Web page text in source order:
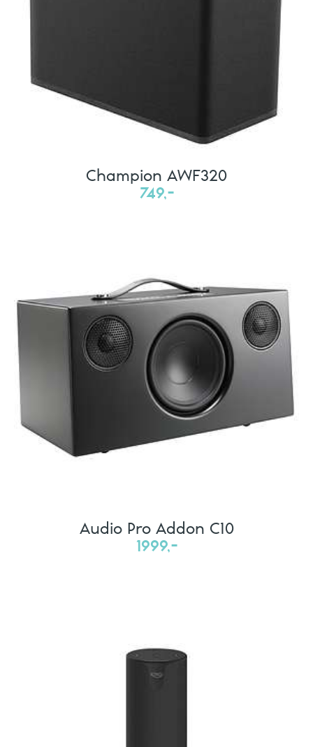
Champion AWF320
749,-
Audio Pro Addon C10
1999,-